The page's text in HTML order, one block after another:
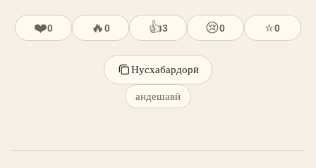
❤️0 🔥0 👍3 😢0 ⭐0
Нусхабардорӣ
андешавӣ